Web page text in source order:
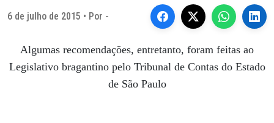
6 de julho de 2015 • Por -
Algumas recomendações, entretanto, foram feitas ao
Legislativo bragantino pelo Tribunal de Contas do Estado
de São Paulo